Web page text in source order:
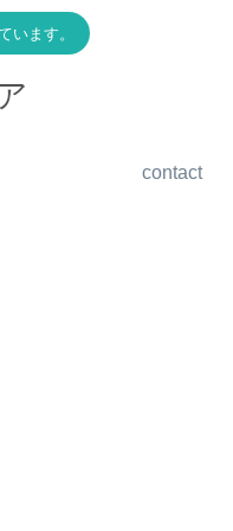
います。
contact